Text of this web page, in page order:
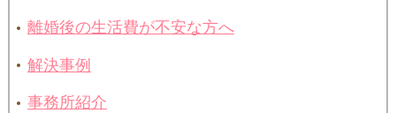
離婚後の生活費が不安な方へ
解決事例
事務所紹介